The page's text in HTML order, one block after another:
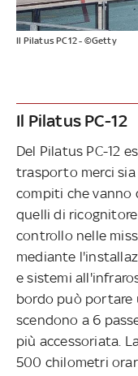
Il Pilatus PC12 - ©Getty
Il Pilatus PC-12
Del Pilatus PC-12
trasporto merci
compiti che
quelli di
controllo nelle
mediante
e sistemi
bordo può portare
scendono a 6
più accessoriata.
500 chilometri